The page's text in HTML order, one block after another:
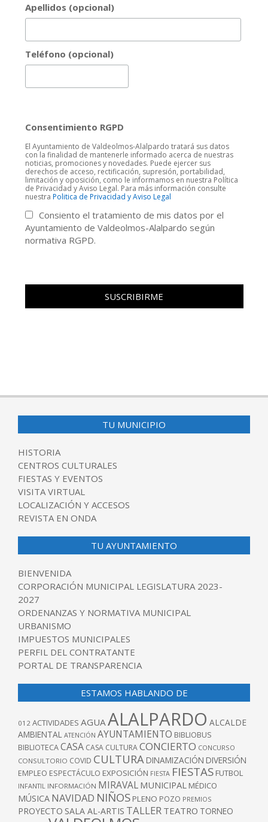
Apellidos (opcional)
Teléfono (opcional)
Consentimiento RGPD
El Ayuntamiento de Valdeolmos-Alalpardo tratará sus datos
con la finalidad de mantenerle informado acerca de nuestras
noticias, promociones y novedades. Puede ejercer sus
derechos de acceso, rectificación, supresión, portabilidad,
limitación y oposición, como le informamos en nuestra Política
de Privacidad y Aviso Legal. Para más información consulte
nuestra Politica de Privacidad y Aviso Legal
Consiento el tratamiento de mis datos por el
Ayuntamiento de Valdeolmos-Alalpardo según
normativa RGPD.
TU MUNICIPIO
HISTORIA
CENTROS CULTURALES
FIESTAS Y EVENTOS
VISITA VIRTUAL
LOCALIZACIÓN Y ACCESOS
REVISTA EN ONDA
TU AYUNTAMIENTO
BIENVENIDA
CORPORACIÓN MUNICIPAL LEGISLATURA 2023-
2027
ORDENANZAS Y NORMATIVA MUNICIPAL
URBANISMO
IMPUESTOS MUNICIPALES
PERFIL DEL CONTRATANTE
PORTAL DE TRANSPARENCIA
ESTAMOS HABLANDO DE
012 ACTIVIDADES AGUAALALPARDO ALCALDE
AMBIENTAL ATENCIÓN AYUNTAMIENTO BIBLIOBUS
BIBLIOTECACASA CASA CULTURACONCIERTO CONCURSO
CONSULTORIO COVID CULTURA DINAMIZACIÓN DIVERSIÓN
EMPLEO ESPECTÁCULO EXPOSICIÓN FIESTA FIESTAS FUTBOL
INFANTIL INFORMACIÓN MIRAVAL MUNICIPAL MÉDICO
MÚSICA NAVIDAD NIÑOS PLENO POZO PREMIOS
PROYECTO SALA AL-ARTIS TALLER TEATRO TORNEO